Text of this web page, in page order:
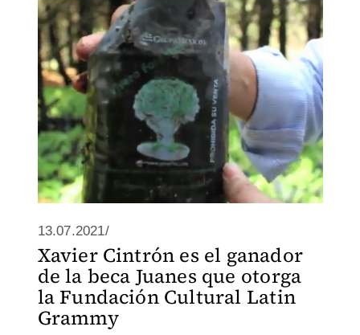
13.07.2021/
Xavier Cintrón es el ganador
de la beca Juanes que otorga
la Fundación Cultural Latin
Grammy